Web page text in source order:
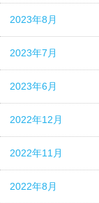
2023年8月
2023年7月
2023年6月
2022年12月
2022年11月
2022年8月